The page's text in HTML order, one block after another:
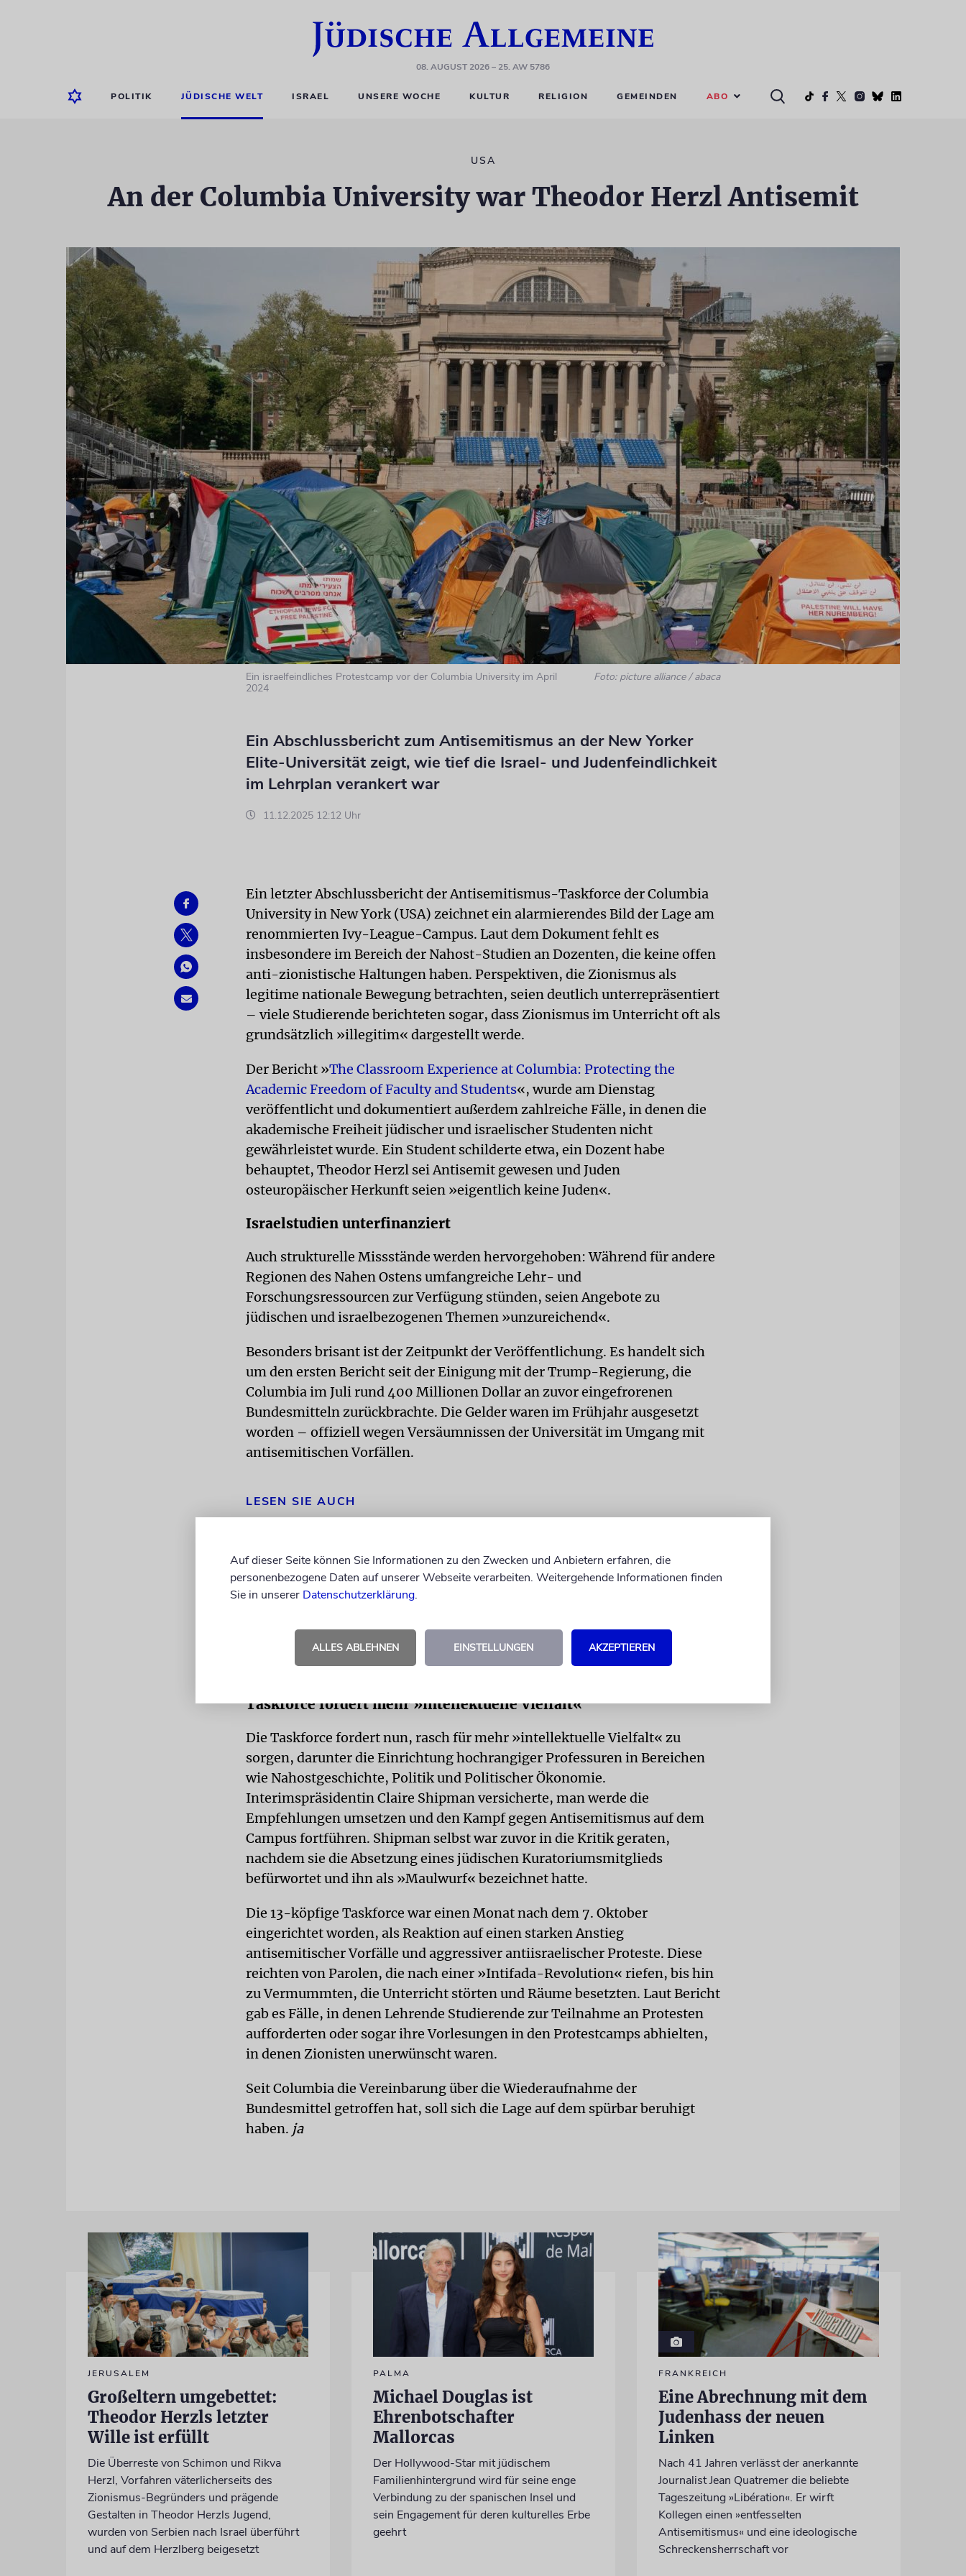
08. AUGUST 2026– 25. AW 5786
POLITIK JÜDISCHE WELT ISRAEL UNSERE WOCHE KULTUR RELIGION GEMEINDEN ABO
USA
An der Columbia University war Theodor Herzl Antisemit
Ein israelfeindliches Protestcamp vor der Columbia University im April
2024
Foto: picture alliance / abaca
Ein Abschlussbericht zum Antisemitismus an der New Yorker
Elite-Universität zeigt, wie tief die Israel- und Judenfeindlichkeit
im Lehrplan verankert war
11.12.2025 12:12 Uhr
Ein letzter Abschlussbericht der Antisemitismus-Taskforce der Columbia
University in New York (USA) zeichnet ein alarmierendes Bild der Lage am
renommierten Ivy-League-Campus. Laut dem Dokument fehlt es
insbesondere im Bereich der Nahost-Studien an Dozenten, die keine offen
anti-zionistische Haltungen haben. Perspektiven, die Zionismus als
legitime nationale Bewegung betrachten, seien deutlich unterrepräsentiert
– viele Studierende berichteten sogar, dass Zionismus im Unterricht oft als
grundsätzlich »illegitim« dargestellt werde.
Der Bericht »The Classroom Experience at Columbia: Protecting the
Academic Freedom of Faculty and Students«, wurde am Dienstag
veröffentlicht und dokumentiert außerdem zahlreiche Fälle, in denen die
akademische Freiheit jüdischer und israelischer Studenten nicht
gewährleistet wurde. Ein Student schilderte etwa, ein Dozent habe
behauptet, Theodor Herzl sei Antisemit gewesen und Juden
osteuropäischer Herkunft seien »eigentlich keine Juden«.
Israelstudien unterfinanziert
Auch strukturelle Missstände werden hervorgehoben: Während für andere
Regionen des Nahen Ostens umfangreiche Lehr- und
Forschungsressourcen zur Verfügung stünden, seien Angebote zu
jüdischen und israelbezogenen Themen »unzureichend«.
Besonders brisant ist der Zeitpunkt der Veröffentlichung. Es handelt sich
um den ersten Bericht seit der Einigung mit der Trump-Regierung, die
Columbia im Juli rund 400 Millionen Dollar an zuvor eingefrorenen
Bundesmitteln zurückbrachte. Die Gelder waren im Frühjahr ausgesetzt
worden – offiziell wegen Versäumnissen der Universität im Umgang mit
antisemitischen Vorfällen.
LESEN SIE AUCH
Die Uni weist im Rahmen eines Vergleichs jede juristische Schuld zurück. Sie
räumt räumt aber ein, dass jüdische Studenten »schmerzhafte und inakzeptable
Erfahrungen« machen mussten
zurück
Verängstigte Studenten, Polizeieinsätze auf dem Campus: Nemat Shafik geht
Taskforce fordert mehr »intellektuelle Vielfalt«
Die Taskforce fordert nun, rasch für mehr »intellektuelle Vielfalt« zu
sorgen, darunter die Einrichtung hochrangiger Professuren in Bereichen
wie Nahostgeschichte, Politik und Politischer Ökonomie.
Interimspräsidentin Claire Shipman versicherte, man werde die
Empfehlungen umsetzen und den Kampf gegen Antisemitismus auf dem
Campus fortführen. Shipman selbst war zuvor in die Kritik geraten,
nachdem sie die Absetzung eines jüdischen Kuratoriumsmitglieds
befürwortet und ihn als »Maulwurf« bezeichnet hatte.
Die 13-köpfige Taskforce war einen Monat nach dem 7. Oktober
eingerichtet worden, als Reaktion auf einen starken Anstieg
antisemitischer Vorfälle und aggressiver antiisraelischer Proteste. Diese
reichten von Parolen, die nach einer »Intifada-Revolution« riefen, bis hin
zu Vermummten, die Unterricht störten und Räume besetzten. Laut Bericht
gab es Fälle, in denen Lehrende Studierende zur Teilnahme an Protesten
aufforderten oder sogar ihre Vorlesungen in den Protestcamps abhielten,
in denen Zionisten unerwünscht waren.
Seit Columbia die Vereinbarung über die Wiederaufnahme der
Bundesmittel getroffen hat, soll sich die Lage auf dem spürbar beruhigt
haben. ja
JERUSALEM
Großeltern umgebettet:
Theodor Herzls letzter
Wille ist erfüllt
Die Überreste von Schimon und Rikva
Herzl, Vorfahren väterlicherseits des
Zionismus-Begründers und prägende
Gestalten in Theodor Herzls Jugend,
wurden von Serbien nach Israel überführt
und auf dem Herzlberg beigesetzt
PALMA
Michael Douglas ist
Ehrenbotschafter
Mallorcas
Der Hollywood-Star mit jüdischem
Familienhintergrund wird für seine enge
Verbindung zu der spanischen Insel und
sein Engagement für deren kulturelles Erbe
geehrt
FRANKREICH
Eine Abrechnung mit dem
Judenhass der neuen
Linken
Nach 41 Jahren verlässt der anerkannte
Journalist Jean Quatremer die beliebte
Tageszeitung »Libération«. Er wirft
Kollegen einen »entfesselten
Antisemitismus« und eine ideologische
Schreckensherrschaft vor
Auf dieser Seite können Sie Informationen zu den Zwecken und Anbietern erfahren, die
personenbezogene Daten auf unserer Webseite verarbeiten. Weitergehende Informationen finden
Sie in unserer Datenschutzerklärung.
ALLES ABLEHNEN EINSTELLUNGEN AKZEPTIEREN